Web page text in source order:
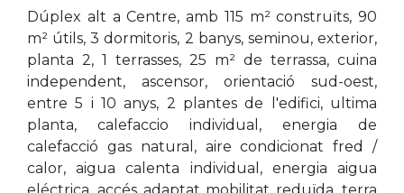
Dúplex alt a Centre, amb 115 m² construïts, 90
m² útils, 3 dormitoris, 2 banys, seminou, exterior,
planta 2, 1 terrasses, 25 m² de terrassa, cuina
independent, ascensor, orientació sud-oest,
entre 5 i 10 anys, 2 plantes de l'edifici, ultima
planta, calefaccio individual, energia de
calefacció gas natural, aire condicionat fred /
calor, aigua calenta individual, energia aigua